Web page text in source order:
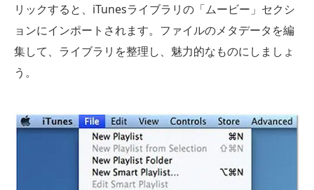
リックすると、iTunesライブラリの「ムービー」セクシ
ョンにインポートされます。ファイルのメタデータを編
集して、ライブラリを整理し、魅力的なものにしましょ
う。